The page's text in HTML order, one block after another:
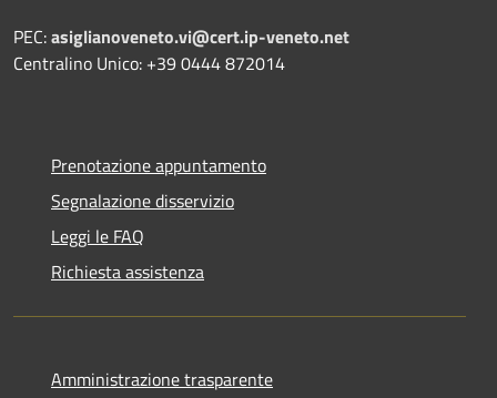
PEC:asiglianoveneto.vi@cert.ip-veneto.net
Centralino Unico: +39 0444 872014
Prenotazione appuntamento
Segnalazione disservizio
Leggi le FAQ
Richiesta assistenza
Amministrazione trasparente